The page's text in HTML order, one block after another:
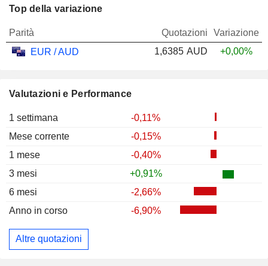
Top della variazione
Parità Quotazioni
Variazione
EUR / AUD
1,6385 AUD +0,00%
Valutazioni e Performance
1 settimana
-0,11%
Mese corrente
-0,15%
1 mese
-0,40%
3 mesi
+0,91%
6 mesi
-2,66%
Anno in corso
-6,90%
Altre quotazioni